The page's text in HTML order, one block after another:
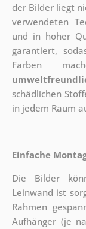
der Bilder liegt
verwendeten
und in hoher
garantiert,
Farben
schädlichen
in jedem Raum
Einfache
Die Bilder
Leinwand ist
Rahmen
Aufhänger (je